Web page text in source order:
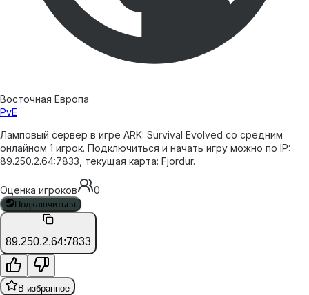
Восточная Европа
PvE
Ламповый сервер в игре ARK: Survival Evolved со средним
онлайном 1 игрок. Подключиться и начать игру можно по IP:
89.250.2.64:7833, текущая карта: Fjordur.
Оценка игроков 0
Подключиться
89.250.2.64:7833
В избранное